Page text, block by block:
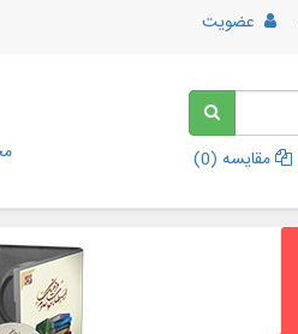
عضویت
مقایسه (0
)